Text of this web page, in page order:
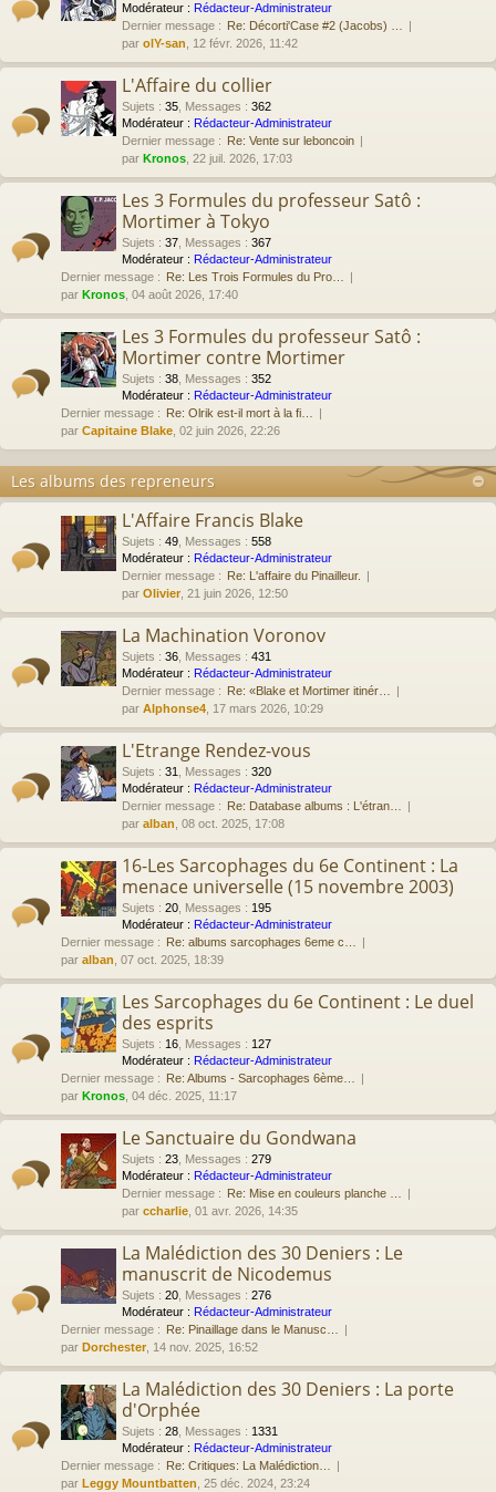
Modérateur : Rédacteur-Administrateur
Dernier message : Re: Décorti'Case #2 (Jacobs) …
par olY-san , 12 févr. 2026, 11:42
L'Affaire du collier
Sujets : 35 Messages : 362
Modérateur : Rédacteur-Administrateur
Dernier message : Re: Vente sur leboncoin
par Kronos , 22 juil. 2026, 17:03
Les 3 Formules du professeur Satô :
Mortimer à Tokyo
Sujets : 37 Messages : 367
Modérateur : Rédacteur-Administrateur
Dernier message : Re: Les Trois Formules du Pro…
par Kronos , 04 août 2026, 17:40
Les 3 Formules du professeur Satô :
Mortimer contre Mortimer
Sujets : 38 Messages : 352
Modérateur : Rédacteur-Administrateur
Dernier message : Re: Olrik est-il mort à la fi…
par Capitaine Blake , 02 juin 2026, 22:26
Les albums des repreneurs
L'Affaire Francis Blake
Sujets : 49 Messages : 558
Modérateur : Rédacteur-Administrateur
Dernier message : Re: L'affaire du Pinailleur.
par Olivier , 21 juin 2026, 12:50
La Machination Voronov
Sujets : 36 Messages : 431
Modérateur : Rédacteur-Administrateur
Dernier message : Re: «Blake et Mortimer itinér…
par Alphonse4 , 17 mars 2026, 10:29
L'Etrange Rendez-vous
Sujets : 31 Messages : 320
Modérateur : Rédacteur-Administrateur
Dernier message : Re: Database albums : L'étran…
par alban , 08 oct. 2025, 17:08
16-Les Sarcophages du 6e Continent : La
menace universelle (15 novembre 2003)
Sujets : 20 Messages : 195
Modérateur : Rédacteur-Administrateur
Dernier message : Re: albums sarcophages 6eme c…
par alban , 07 oct. 2025, 18:39
Les Sarcophages du 6e Continent : Le duel
des esprits
Sujets : 16 Messages : 127
Modérateur : Rédacteur-Administrateur
Dernier message : Re: Albums - Sarcophages 6ème…
par Kronos , 04 déc. 2025, 11:17
Le Sanctuaire du Gondwana
Sujets : 23 Messages : 279
Modérateur : Rédacteur-Administrateur
Dernier message : Re: Mise en couleurs planche …
par ccharlie , 01 avr. 2026, 14:35
La Malédiction des 30 Deniers : Le
manuscrit de Nicodemus
Sujets : 20 Messages : 276
Modérateur : Rédacteur-Administrateur
Dernier message : Re: Pinaillage dans le Manusc…
par Dorchester , 14 nov. 2025, 16:52
La Malédiction des 30 Deniers : La porte
d'Orphée
Sujets : 28 Messages : 1331
Modérateur : Rédacteur-Administrateur
Dernier message : Re: Critiques: La Malédiction…
par Leggy Mountbatten , 25 déc. 2024, 23:24